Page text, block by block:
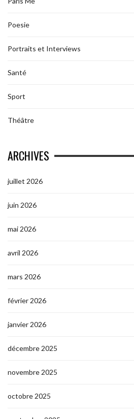
Poesie
Portraits et Interviews
Santé
Sport
Théâtre
ARCHIVES
juillet 2026
juin 2026
mai 2026
avril 2026
mars 2026
février 2026
janvier 2026
décembre 2025
novembre 2025
octobre 2025